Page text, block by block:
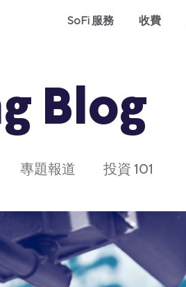
SoFi 服務 收費
Blog
專題報道 投資 101